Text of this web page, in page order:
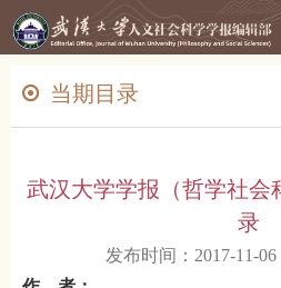
当期目录
武汉大学学报（哲学社会
录
发布时间：2017-11-